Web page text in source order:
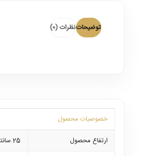
توضیحاتنظرات (0)
خصوصیات محصول
ارتفاع محصول
25 سانتی متر